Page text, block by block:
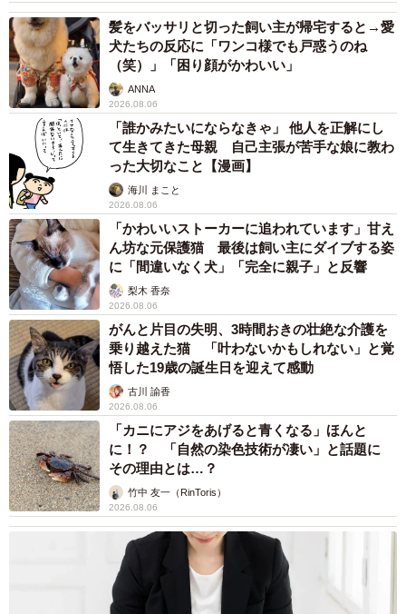
5/6
混ぜて包むだけの簡単『かぼちゃ大福』も好評（提供：
@hayuka_chokatsu_sweetsさん）
ーー産後、13kgのダイエットに成功されたそうですね！ダ
イエット中、意識していたことは？
「一番意識していたことは、ストレスを溜めないことで
す！ストレスはダイエットの大敵です！私の場合、ストレ
ス解消がおやつを食べることで、チョコ菓子の大袋を秒で
平らげることもあったんですが（笑）、当然痩せません
し、肌も荒れ、翌日に後悔する、の繰り返しでした。
簡単に作れるヘルシーおやつを食べるようになってから
は、罪悪感なく心も満たされますし、身体にも良く、良い
ことしかないです。また、市販のお菓子を食べ慣れている
と、最初はヘルシーおやつの甘さが物足りなく感じるかも
しれませんが、慣れると市販のお菓子は甘すぎると感じて
きます。
そうすると、スーパーのお菓子コーナーを素通りできる
ようになるので、ぜひ試していただきたいです！」
髪をバッサリと切った飼い主が帰宅すると→愛
犬たちの反応に「ワンコ様でも戸惑うのね
（笑）」「困り顔がかわいい」
ANNA
2026.08.06
「誰かみたいにならなきゃ」 他人を正解にし
て生きてきた母親 自己主張が苦手な娘に教わ
った大切なこと【漫画】
海川 まこと
2026.08.06
「かわいいストーカーに追われています」甘え
ん坊な元保護猫 最後は飼い主にダイブする姿
に「間違いなく犬」「完全に親子」と反響
梨木 香奈
2026.08.06
がんと片目の失明、3時間おきの壮絶な介護を
乗り越えた猫 「叶わないかもしれない」と覚
悟した19歳の誕生日を迎えて感動
古川 諭香
2026.08.06
「カニにアジをあげると青くなる」ほんと
に！？ 「自然の染色技術が凄い」と話題に
その理由とは…？
竹中 友一（RinToris）
2026.08.06